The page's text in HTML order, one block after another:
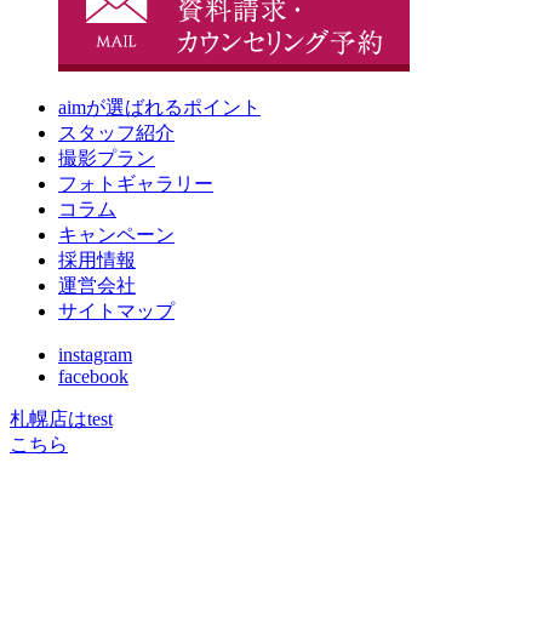
aimが選ばれるポイント
スタッフ紹介
撮影プラン
フォトギャラリー
コラム
キャンペーン
採用情報
運営会社
サイトマップ
instagram
facebook
札幌店はtest
こちら